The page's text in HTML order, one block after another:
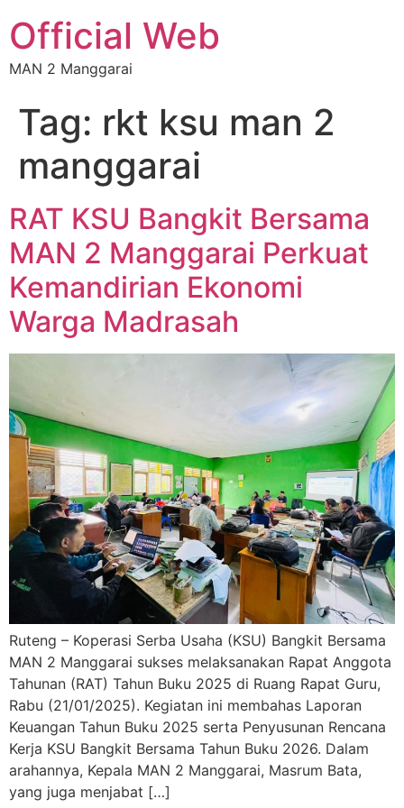
Official Web
MAN 2 Manggarai
Tag: rkt ksu man 2
manggarai
RAT KSU Bangkit Bersama
MAN 2 Manggarai Perkuat
Kemandirian Ekonomi
Warga Madrasah
Ruteng – Koperasi Serba Usaha (KSU) Bangkit Bersama
MAN 2 Manggarai sukses melaksanakan Rapat Anggota
Tahunan (RAT) Tahun Buku 2025 di Ruang Rapat Guru,
Rabu (21/01/2025). Kegiatan ini membahas Laporan
Keuangan Tahun Buku 2025 serta Penyusunan Rencana
Kerja KSU Bangkit Bersama Tahun Buku 2026. Dalam
arahannya, Kepala MAN 2 Manggarai, Masrum Bata,
yang juga menjabat […]